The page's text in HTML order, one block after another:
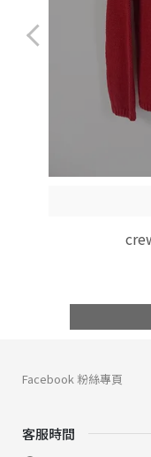
客服時間
Facebook 粉絲專頁